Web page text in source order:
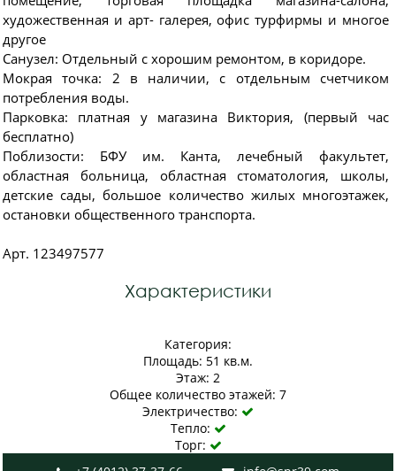
художественная и арт- галерея, офис турфирмы и многое
другое
Санузел: Отдельный с хорошим ремонтом, в коридоре.
Мокрая точка: 2 в наличии, с отдельным счетчиком
потребления воды.
Парковка: платная у магазина Виктория, (первый час
бесплатно)
Поблизости: БФУ им. Канта, лечебный факультет,
областная больница, областная стоматология, школы,
детские сады, большое количество жилых многоэтажек,
остановки общественного транспорта.
Арт. 123497577
Характеристики
Категория:
Площадь: 51 кв.м.
Этаж: 2
Общее количество этажей: 7
Электричество: 
Тепло: 
Торг: 